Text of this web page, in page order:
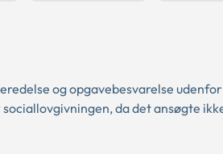
og opgavebesvarelse
da det ansøgte